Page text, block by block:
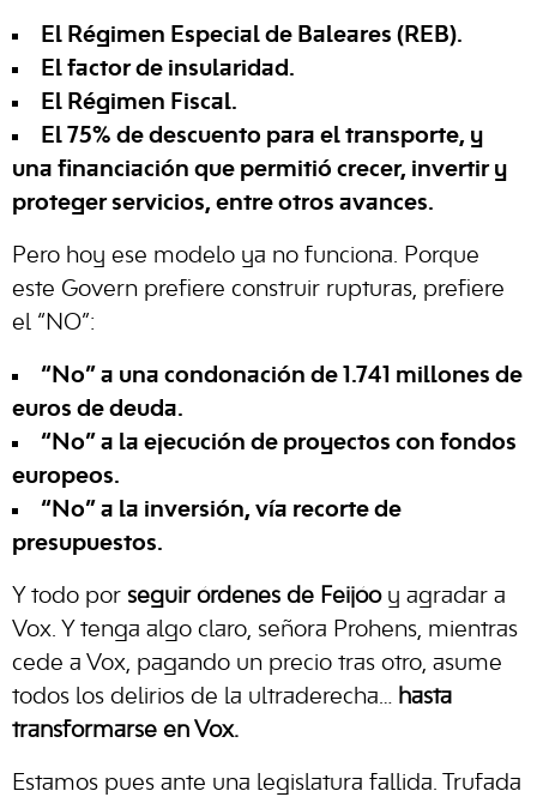
El Régimen Especial de Baleares (REB).
El factor de insularidad .
El Régimen Fiscal.
E l 75% de descuento para el transporte, y
una financiación que permitió crecer, invertir y
proteger servicios, entre otros avances.
Pero hoy ese modelo ya no funciona. Porque
este Govern prefiere construir rupturas, prefiere
el “NO”:
“No” a una condonación de 1.741 millones de
euros de deuda.
“No” a la ejecución de proyectos con fondos
europeos.
“No” a la inversión, vía recorte de
presupuestos.
Y todo por seguir órdenes de Feijóoy agradar a
Vox. Y tenga algo claro, señora Prohens, mientras
cede a Vox, pagando un precio tras otro, asume
todos los delirios de la ultraderecha… hasta
transformarse en Vox.
Estamos pues ante una legislatura fallida. Trufada